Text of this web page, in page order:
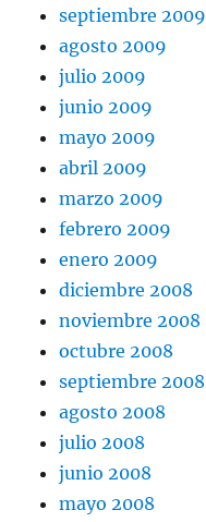
septiembre 2009
agosto 2009
julio 2009
junio 2009
mayo 2009
abril 2009
marzo 2009
febrero 2009
enero 2009
diciembre 2008
noviembre 2008
octubre 2008
septiembre 2008
agosto 2008
julio 2008
junio 2008
mayo 2008